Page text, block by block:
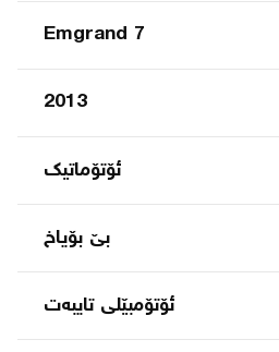
Emgrand 7
2013
ئۆتۆماتیک
بێ بۆیاخ
ئۆتۆمبێلی تایبه‌ت